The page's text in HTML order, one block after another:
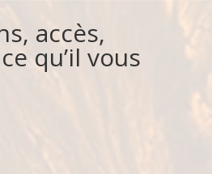
accès,
qu’il vous